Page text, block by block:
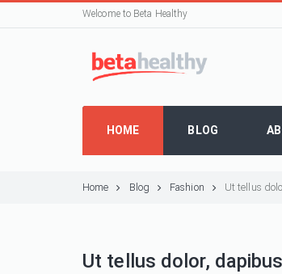
Welcome to Beta Healthy
HOME BLOG
Home Blog Fashion Ut tellus
Ut tellus dolor,